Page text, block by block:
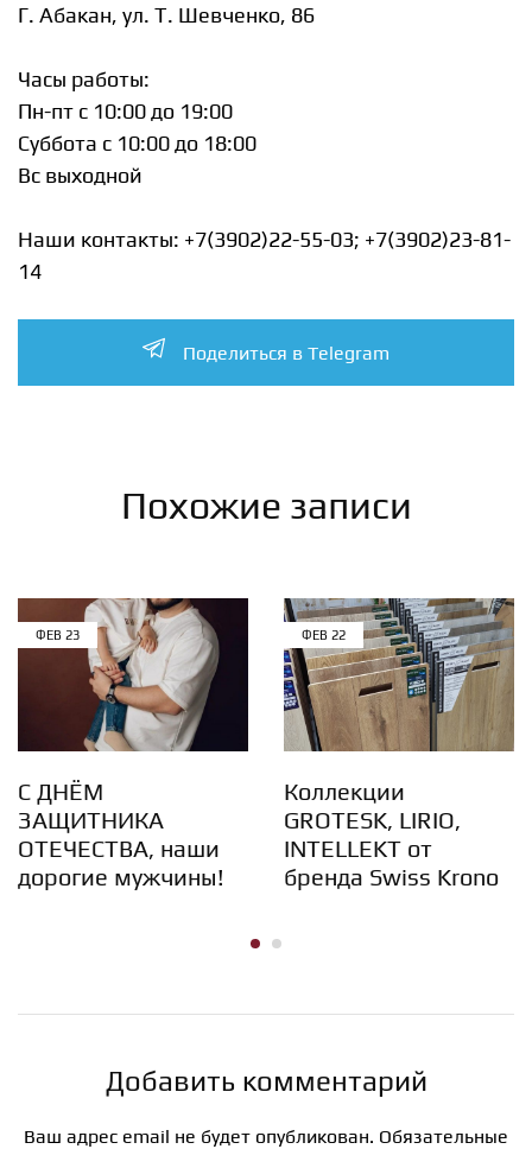
Г. Абакан, ул. Т. Шевченко, 86
Часы работы:
Пн-пт c 10:00 до 19:00
Суббота с 10:00 до 18:00
Вс выходной
Наши контакты: +7(3902)22-55-03; +7(3902)23-81-
14
Поделиться в Telegram
Похожие записи
ФЕВ 23
С ДНЁМ
ЗАЩИТНИКА
ОТЕЧЕСТВА, наши
дорогие мужчины!
ФЕВ 22
Коллекции
GROTESK, LIRIO,
INTELLEKT от
бренда Swiss Krono
Добавить комментарий
Ваш адрес email не будет опубликован. Обязательные